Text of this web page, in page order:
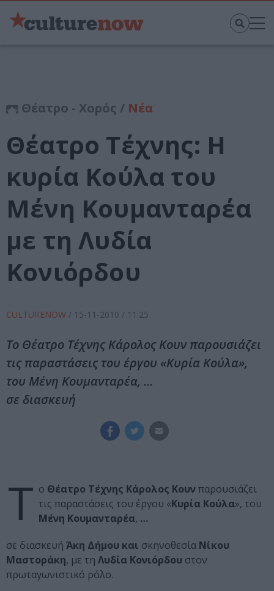
Θέατρο - Χορός / Νέα
Θέατρο Τέχνης: Η
κυρία Κούλα του
Μένη Κουμανταρέα
με τη Λυδία
Κονιόρδου
CULTURENOW / 15-11-2010 / 11:25
Το Θέατρο Τέχνης Κάρολος Κουν παρουσιάζει
τις παραστάσεις του έργου «Kυρία Κούλα»,
του Μένη Κουμανταρέα, …
σε διασκευή
Τ ο Θέατρο Τέχνης Κάρολος Κουν παρουσιάζει
τις παραστάσεις του έργου «Kυρία Κούλα», του
Μένη Κουμανταρέα, …
σε διασκευή Άκη Δήμου και σκηνοθεσία Νίκου
Μαστοράκη, με τη Λυδία Κονιόρδου στον
πρωταγωνιστικό ρόλο.